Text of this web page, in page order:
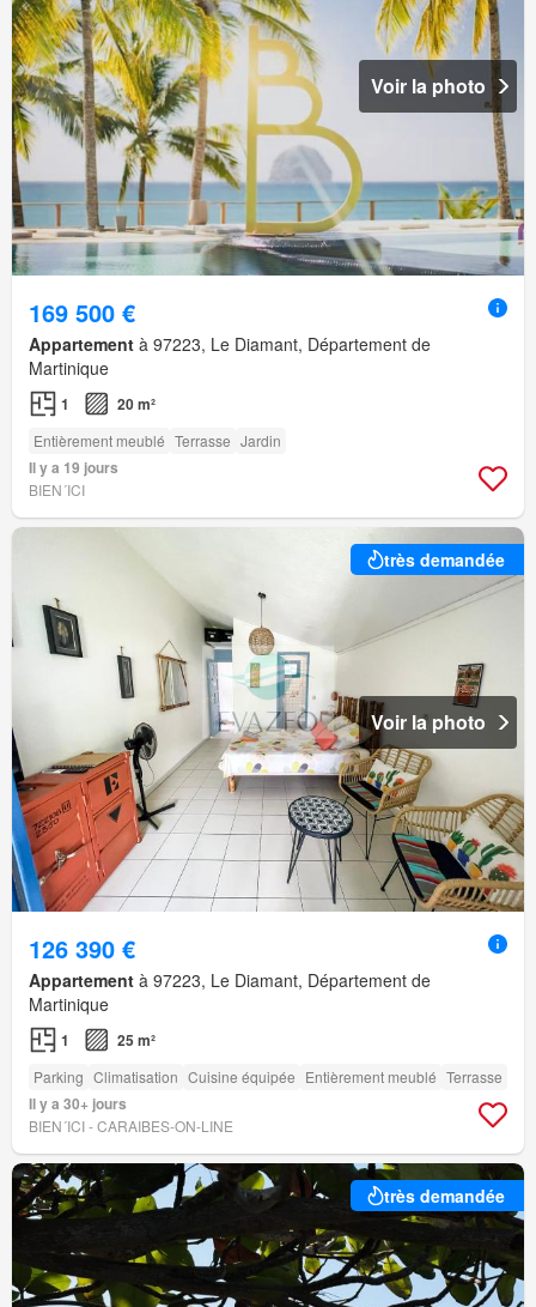
Voir la photo
169 500 €
Appartement à 97223, Le Diamant, Département de
Martinique
1 20 m²
Entièrement meublé Terrasse Jardin
Il y a 19 jours
BIEN´ICI
très demandée
Voir la photo
126 390 €
Appartement à 97223, Le Diamant, Département de
Martinique
1 25 m²
Parking Climatisation Cuisine équipée Entièrement meublé Terrasse
Il y a 30+ jours
BIEN´ICI - CARAIBES-ON-LINE
très demandée